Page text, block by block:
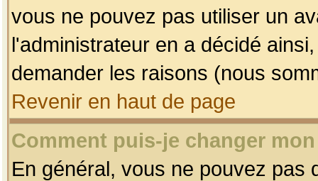
vous ne pouvez pas utiliser un
l'administrateur en a décidé
demander les raisons (nous
Revenir en haut de page
Comment puis-je changer
En général, vous ne pouvez pas